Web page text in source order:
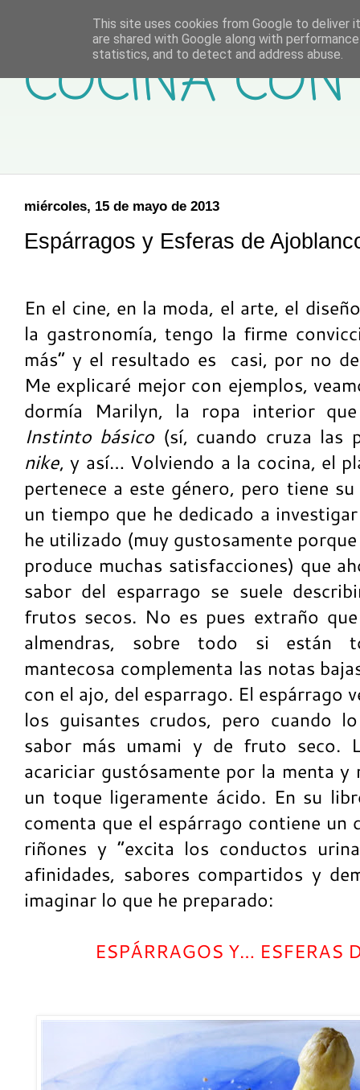
COCINA
miércoles, 15 de mayo de 2013
Espárragos y Esferas de
En el cine, en la moda, el arte, el
la gastronomía, tengo la firme
más” y el resultado es casi, por no
Me explicaré mejor con ejemplos,
dormía Marilyn, la ropa interior
Instinto básico (sí, cuando cruza las
nike, y así… Volviendo a la cocina, el
pertenece a este género, pero tiene
un tiempo que he dedicado a
he utilizado (muy gustosamente
produce muchas satisfacciones) que
sabor del esparrago se suele
frutos secos. No es pues extraño
almendras, sobre todo si están
mantecosa complementa las notas
con el ajo, del esparrago. El espárrago
los guisantes crudos, pero cuando
sabor más umami y de fruto seco.
acariciar gustósamente por la menta y
un toque ligeramente ácido. En su
comenta que el espárrago contiene un
riñones y “excita los conductos
afinidades, sabores compartidos y
imaginar lo que he preparado:
ESPÁRRAGOS Y… ESFERAS
This site uses cookies from Google to deliver
are shared with Google along with
statistics, and to detect and address abuse.